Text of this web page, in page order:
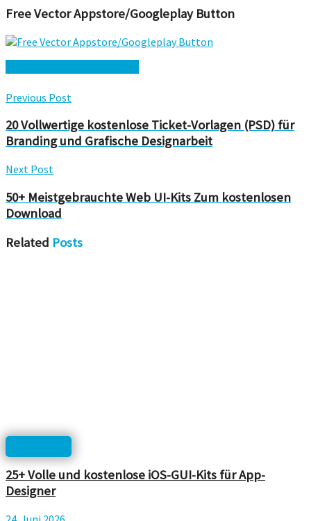
Free Vector Appstore/Googleplay Button
Previous Post
20 Vollwertige kostenlose Ticket-Vorlagen (PSD) für
Branding und Grafische Designarbeit
Next Post
50+ Meistgebrauchte Web UI-Kits Zum kostenlosen
Download
Related Posts
25+ Volle und kostenlose iOS-GUI-Kits für App-
Designer